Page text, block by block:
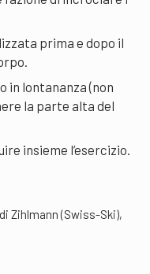
prima e dopo il
in lontananza (non
la parte alta del
insieme l’esercizio.
Zihlmann (Swiss-Ski),